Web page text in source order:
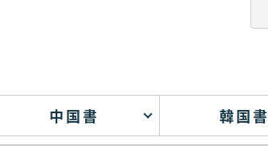
中国書 韓国書